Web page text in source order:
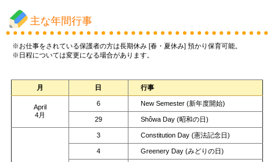
主な年間行事
※お仕事をされている保護者の方は長期休み [春・夏休み] 預かり保育可能。
※日程については変更になる場合があります。
月 日 行事
April
4月
6 New Semester (新年度開始)
29 Shôwa Day (昭和の日)
3 Constitution Day (憲法記念日)
4 Greenery Day (みどりの日)